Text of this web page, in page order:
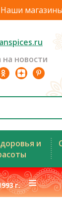
Наши магазины
новости
и
г.≡